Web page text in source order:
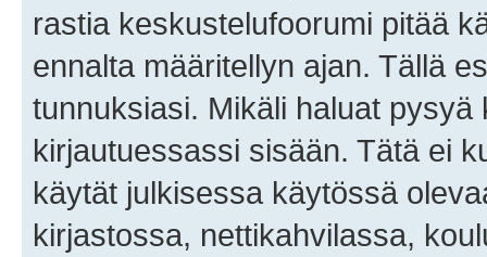
rastia keskustelufoorumi pitää
ennalta määritellyn ajan. Tällä
tunnuksiasi. Mikäli haluat
kirjautuessassi sisään. Tätä ei
käytät julkisessa käytössä
kirjastossa, nettikahvilassa,